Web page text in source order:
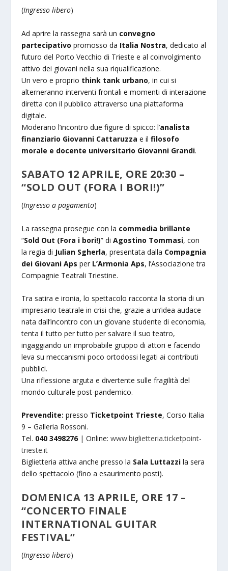
(Ingresso libero)
Ad aprire la rassegna sarà un convegno
partecipativo promosso da Italia Nostra, dedicato al
futuro del Porto Vecchio di Trieste e al coinvolgimento
attivo dei giovani nella sua riqualificazione.
Un vero e proprio think tank urbano, in cui si
alterneranno interventi frontali e momenti di interazione
diretta con il pubblico attraverso una piattaforma
digitale.
Moderano l’incontro due figure di spicco: l’analista
finanziario Giovanni Cattaruzza e ilfilosofo
morale e docente universitario Giovanni Grandi.
SABATO 12 APRILE, ORE 20:30 –
“SOLD OUT (FORA I BORI!)”
(Ingresso a pagamento)
La rassegna prosegue con la commedia brillante
“Sold Out (Fora i bori!)” diAgostino Tommasi, con
la regia di Julian Sgherla, presentata dalla Compagnia
dei Giovani Aps per L’Armonia Aps, l’Associazione tra
Compagnie Teatrali Triestine.
Tra satira e ironia, lo spettacolo racconta la storia di un
impresario teatrale in crisi che, grazie a un’idea audace
nata dall’incontro con un giovane studente di economia,
tenta il tutto per tutto per salvare il suo teatro,
ingaggiando un improbabile gruppo di attori e facendo
leva su meccanismi poco ortodossi legati ai contributi
pubblici.
Una riflessione arguta e divertente sulle fragilità del
mondo culturale post-pandemico.
Prevendite: presso Ticketpoint Trieste, Corso Italia
9 – Galleria Rossoni.
Tel. 040 3498276 | Online:www.biglietteria.ticketpoint-
trieste.it
Biglietteria attiva anche presso la Sala Luttazzi la sera
dello spettacolo (fino a esaurimento posti).
DOMENICA 13 APRILE, ORE 17 –
“CONCERTO FINALE
INTERNATIONAL GUITAR
FESTIVAL”
(Ingresso libero)